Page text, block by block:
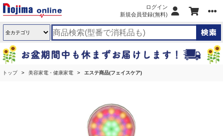
ログイン
新規会員登録(無料)
トップ 美容家電・健康家電 エステ商品(フェイスケア)